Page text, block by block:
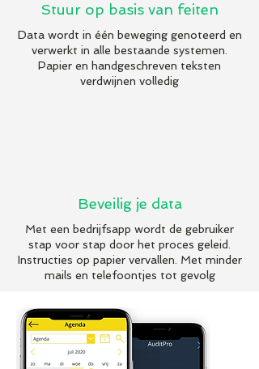
Stuur op basis van feiten
Data wordt in één beweging genoteerd en
verwerkt in alle bestaande systemen.
Papier en handgeschreven teksten
verdwijnen volledig
Beveilig je data
Met een bedrijfsapp wordt de gebruiker
stap voor stap door het proces geleid.
Instructies op papier vervallen. Met minder
mails en telefoontjes tot gevolg